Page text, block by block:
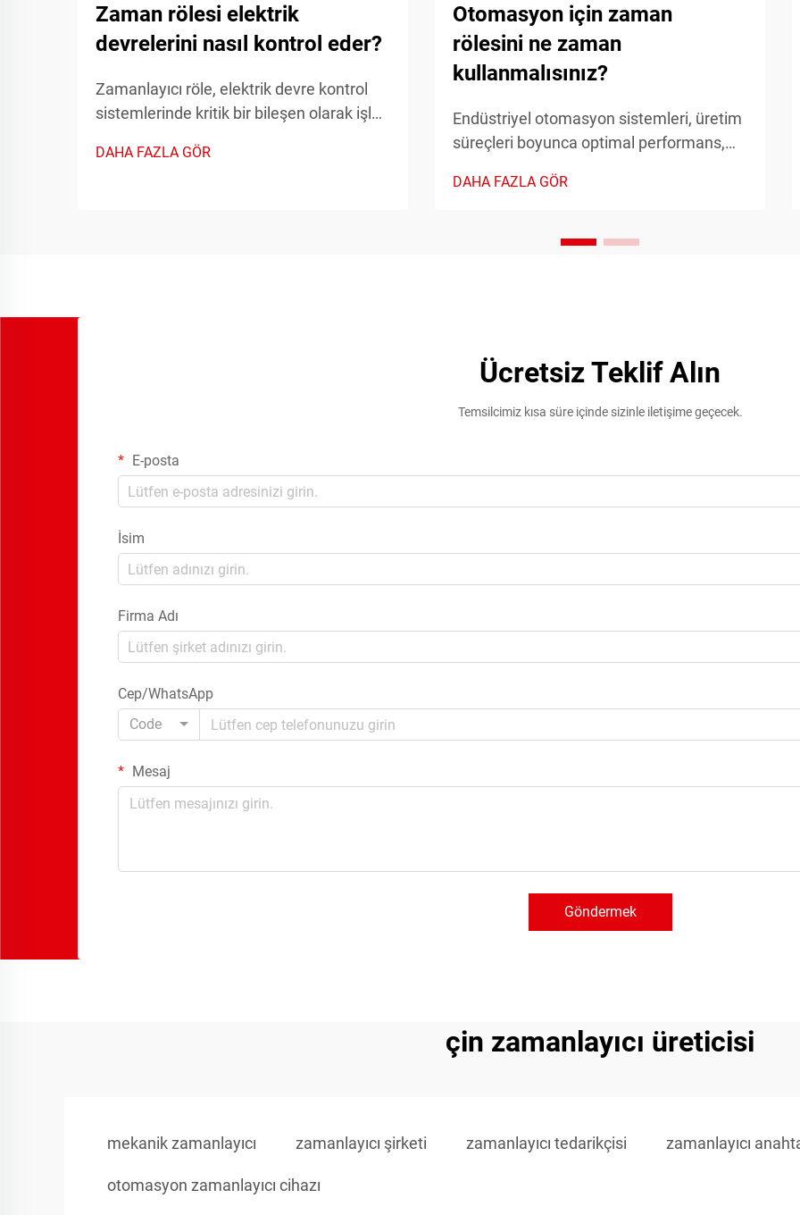
Zaman rölesi elektrik
devrelerini nasıl kontrol eder?
Zamanlayıcı röle, elektrik devre kontrol
sistemlerinde kritik bir bileşen olarak işlev
ticari uygulamada otomatik anahtarlama
DAHA FAZLA GÖR
Otomasyon için zaman
rölesini ne zaman
kullanmalısınız?
Endüstriyel otomasyon sistemleri, üretim
süreçleri boyunca optimal performans,
hassas zamanlama kontrolüne ihtiyaç
kritik bir bileşen olarak işlev görür ve
DAHA FAZLA GÖR
Ücretsiz Teklif Alın
Temsilcimiz kısa süre içinde sizinle iletişime geçecek.
E-posta
İsim
Firma Adı
Cep/WhatsApp
Code
Mesaj
Göndermek
çin zamanlayıcı üreticisi
mekanik zamanlayıcı zamanlayıcı şirketi zamanlayıcı tedarikçisi zamanlayıcı
otomasyon zamanlayıcı cihazı